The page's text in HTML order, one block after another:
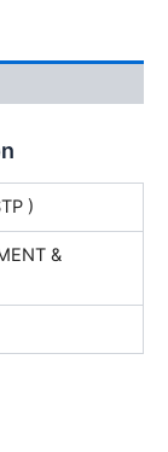
)
&